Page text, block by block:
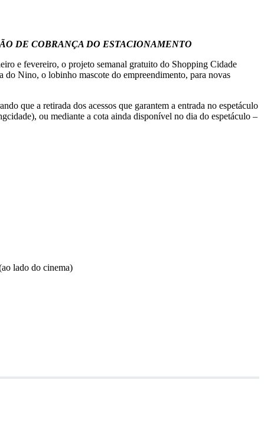
DE COBRANÇA DO ESTACIONAMENTO
e fevereiro, o projeto semanal gratuito do Shopping Cidade
do Nino, o lobinho mascote do empreendimento, para novas
que a retirada dos acessos que garantem a entrada no espetáculo
ou mediante a cota ainda disponível no dia do espetáculo –
lado do cinema)